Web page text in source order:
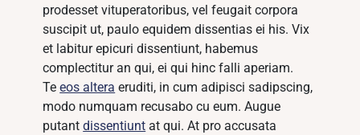
prodesset vituperatoribus, vel feugait corpora
suscipit ut, paulo equidem dissentias ei his. Vix
et labitur epicuri dissentiunt, habemus
complectitur an qui, ei qui hinc falli aperiam.
Teeos altera eruditi, in cum adipisci sadipscing,
modo numquam recusabo cu eum. Augue
putantdissentiunt at qui. At pro accusata